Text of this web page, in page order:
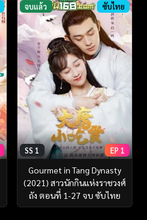
จบแล้ว ซับไทย
SS 1 EP 1
Gourmet in Tang Dynasty
(2021) สาวนักกินแห่งราชวงศ์
ถัง ตอนที่ 1-27 จบ ซับไทย